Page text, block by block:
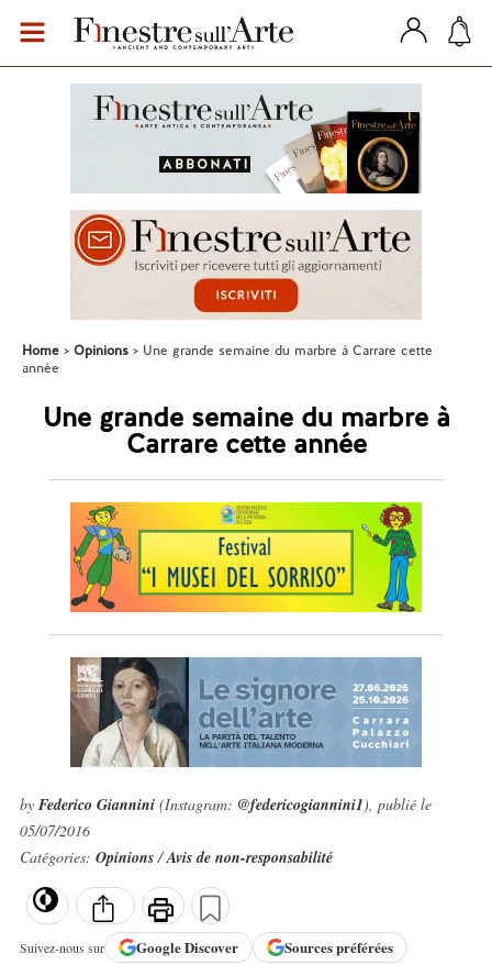
Home Opinions
Une grande semaine du marbre à Carrare cette
année
Une grande semaine du marbre à
Carrare cette année
by Federico Giannini(Instagram: @federicogiannini1), publié le
05/07/2016
Catégories: Opinions/Avis de non-responsabilité
Suivez-nous sur GoogleDiscover Sources préférées